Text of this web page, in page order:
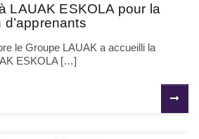
LAUAK ESKOLA pour la
le Groupe LAUAK a accueilli la
ESKOLA […]